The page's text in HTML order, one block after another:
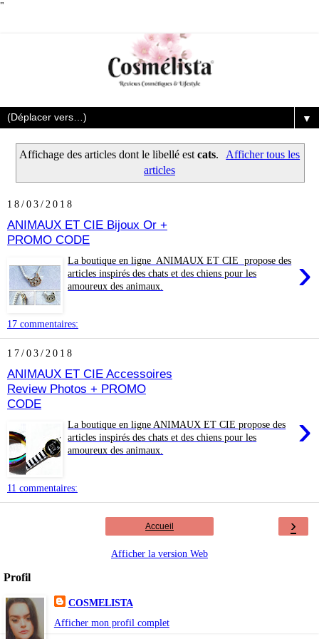
"
▼
Affichage des articles dont le libellé est cats.
Afficher tous les
articles
18/03/2018
ANIMAUX ET CIE Bijoux Or +
PROMO CODE
›
La boutique en ligne ANIMAUX ET CIE propose des
articles inspirés des chats et des chiens pour les
amoureux des animaux.
17 commentaires:
17/03/2018
ANIMAUX ET CIE Accessoires
Review Photos + PROMO
CODE
›
La boutique en ligne ANIMAUX ET CIE propose des
articles inspirés des chats et des chiens pour les
amoureux des animaux.
11 commentaires:
›
Accueil
Afficher la version Web
Profil
COSMELISTA
Afficher mon profil complet